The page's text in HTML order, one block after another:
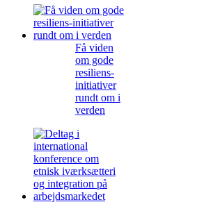
Få viden
om gode
resiliens-
initiativer
rundt om i
verden